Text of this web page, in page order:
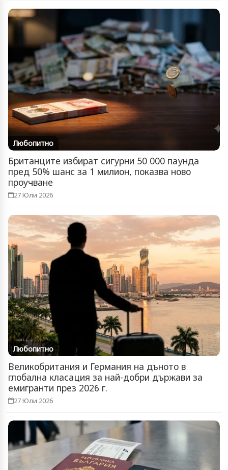
Любопитно
Британците избират сигурни 50 000 паунда
пред 50% шанс за 1 милион, показва ново
проучване
27 Юли 2026
Любопитно
Великобритания и Германия на дъното в
глобална класация за най-добри държави за
емигранти през 2026 г.
27 Юли 2026